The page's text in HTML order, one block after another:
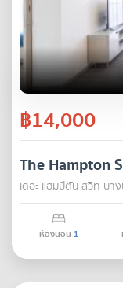
฿14,000
The Hampton
เดอะ แฮมป์ตัน สวีท บา
ห้องนอน 1